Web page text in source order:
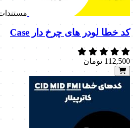
کد خطا لودر های چرخ دار Case
112,500 تومان